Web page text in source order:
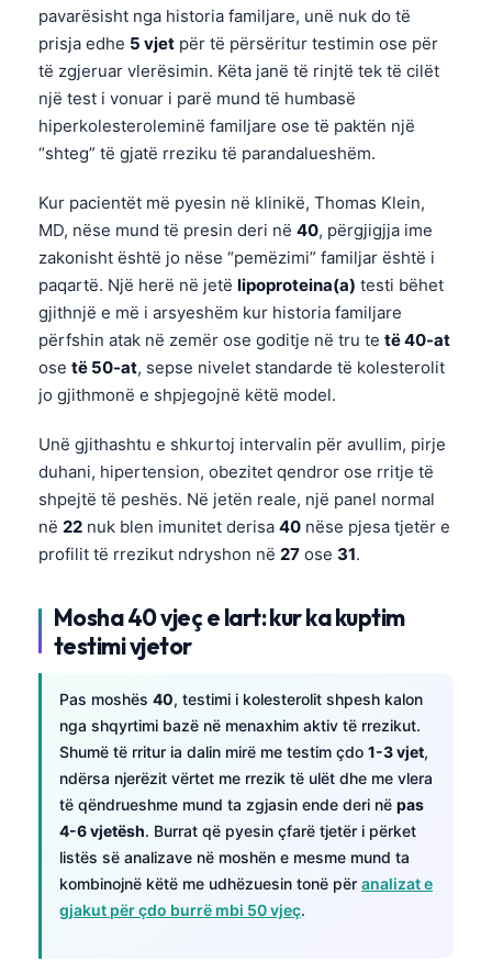
pavarësisht nga historia familjare, unë nuk do të
prisja edhe 5 vjet për të përsëritur testimin ose për
të zgjeruar vlerësimin. Këta janë të rinjtë tek të cilët
një test i vonuar i parë mund të humbasë
hiperkolesteroleminë familjare ose të paktën një
“shteg” të gjatë rreziku të parandalueshëm.
Kur pacientët më pyesin në klinikë, Thomas Klein,
MD, nëse mund të presin deri në 40, përgjigjja ime
zakonisht është jo nëse “pemëzimi” familjar është i
paqartë. Një herë në jetë lipoproteina(a) testi bëhet
gjithnjë e më i arsyeshëm kur historia familjare
përfshin atak në zemër ose goditje në tru te të 40-at
ose të 50-at, sepse nivelet standarde të kolesterolit
jo gjithmonë e shpjegojnë këtë model.
Unë gjithashtu e shkurtoj intervalin për avullim, pirje
duhani, hipertension, obezitet qendror ose rritje të
shpejtë të peshës. Në jetën reale, një panel normal
në 22 nuk blen imunitet derisa 40 nëse pjesa tjetër e
profilit të rrezikut ndryshon në 27 ose 31.
Mosha 40 vjeç e lart: kur ka kuptim
testimi vjetor
Pas moshës 40, testimi i kolesterolit shpesh kalon
nga shqyrtimi bazë në menaxhim aktiv të rrezikut.
Shumë të rritur ia dalin mirë me testim çdo 1-3 vjet,
ndërsa njerëzit vërtet me rrezik të ulët dhe me vlera
të qëndrueshme mund ta zgjasin ende deri në pas
4-6 vjetësh. Burrat që pyesin çfarë tjetër i përket
listës së analizave në moshën e mesme mund ta
kombinojnë këtë me udhëzuesin tonë për analizat e
gjakut për çdo burrë mbi 50 vjeç.